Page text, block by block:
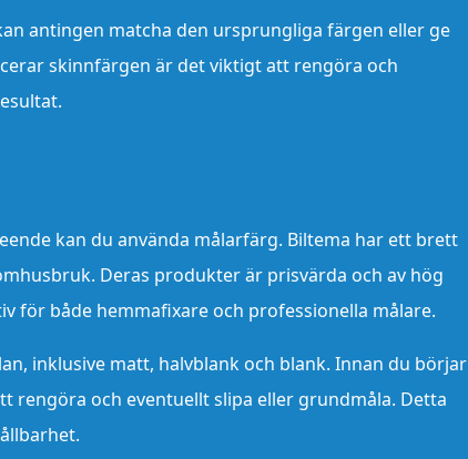
antingen matcha den ursprungliga färgen eller ge
skinnfärgen är det viktigt att rengöra och
kan du använda målarfärg. Biltema har ett brett
Deras produkter är prisvärda och av hög
för både hemmafixare och professionella målare.
inklusive matt, halvblank och blank. Innan du börjar
rengöra och eventuellt slipa eller grundmåla. Detta